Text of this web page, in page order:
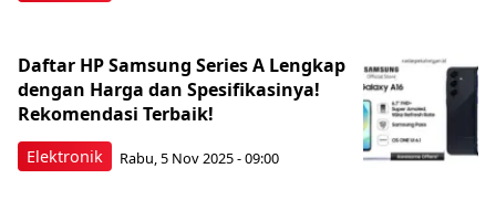
Elektronik
Daftar HP Samsung Series A Lengkap
dengan Harga dan Spesifikasinya!
Rekomendasi Terbaik!
Rabu, 5 Nov 2025 - 09:00